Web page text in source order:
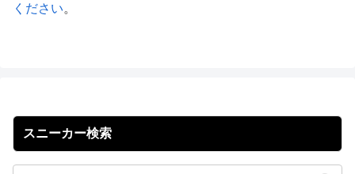
ください。
スニーカー検索